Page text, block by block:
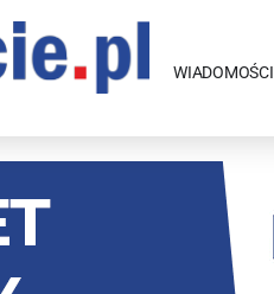
WIADOMOŚCI